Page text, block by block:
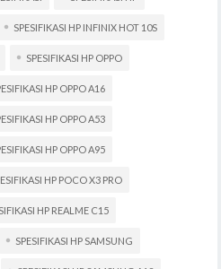
SPESIFIKASI HP INFINIX HOT 10S
SPESIFIKASI HP OPPO
HP OPPO A16
HP OPPO A53
HP OPPO A95
HP POCO X3 PRO
HP REALME C15
SPESIFIKASI HP SAMSUNG